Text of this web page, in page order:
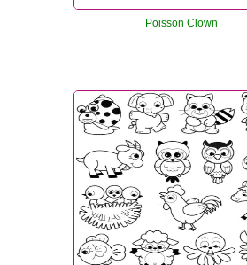
Poisson Clown